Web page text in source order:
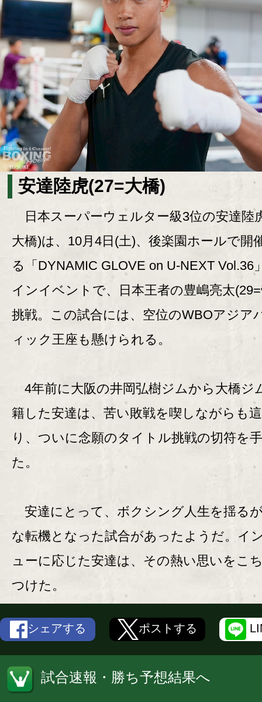
安達陸虎(27=大橋)
日本スーパーウェルター級3位の安達陸
大橋)は、10月4日(土)、後楽園ホールで開
る「DYNAMIC GLOVE on U-NEXT Vol.36
インイベントで、日本王者の豊嶋亮太
挑戦。この試合には、空位のWBOアジア
ィック王座も懸けられる。
4年前に大阪の井岡弘樹ジムから大橋ジ
籍した安達は、苦い敗戦を喫しながらも
り、ついに念願のタイトル挑戦の切符を
た。
安達にとって、ボクシング人生を揺る
な転機となった試合があったようだ。イ
ューに応じた安達は、その熱い思いをこ
つけた。
シェアする ポストする
試合速報・勝ち予想結果へ